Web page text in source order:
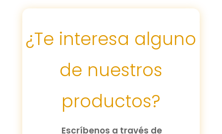
¿Te interesa alguno
de nuestros
productos?
Escríbenos a través de